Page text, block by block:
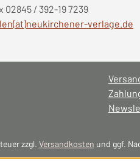
02845 / 392-19 7239
verlage.de
zzgl. Versandkosten und ggf.